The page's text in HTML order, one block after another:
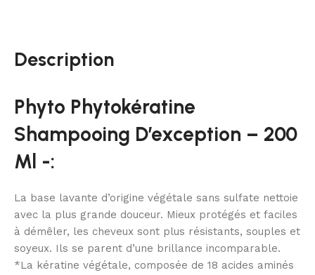
Description
Phyto Phytokératine
Shampooing D’exception – 200
Ml -:
La base lavante d’origine végétale sans sulfate nettoie
avec la plus grande douceur. Mieux protégés et faciles
à démêler, les cheveux sont plus résistants, souples et
soyeux. Ils se parent d’une brillance incomparable.
*La kératine végétale, composée de 18 acides aminés